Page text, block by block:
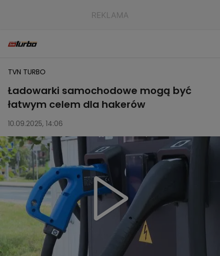
TVN TURBO
Ładowarki samochodowe mogą być
łatwym celem dla hakerów
10.09.2025, 14:06